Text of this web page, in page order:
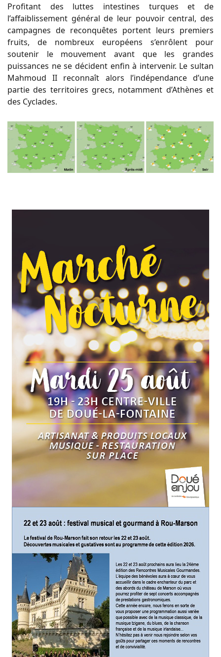
Profitant des luttes intestines turques et de
l’affaiblissement général de leur pouvoir central, des
campagnes de reconquêtes portent leurs premiers
fruits, de nombreux européens s’enrôlent pour
soutenir le mouvement avant que les grandes
puissances ne se décident enfin à intervenir. Le sultan
Mahmoud II reconnaît alors l’indépendance d’une
partie des territoires grecs, notamment d’Athènes et
des Cyclades.